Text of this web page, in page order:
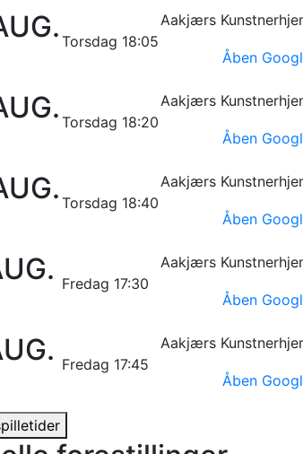
Torsdag 18:05
Aakjærs
Åben
Torsdag 18:20
Aakjærs
Åben
Torsdag 18:40
Aakjærs
Åben
Fredag 17:30
Aakjærs
Åben
Fredag 17:45
Aakjærs
Åben